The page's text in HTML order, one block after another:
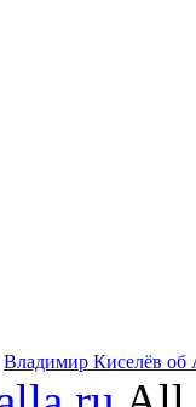
Владимир Киселёв об